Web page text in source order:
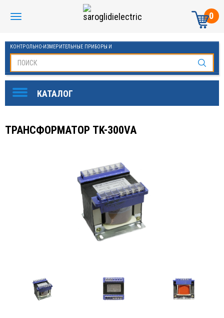
0
КОНТРОЛЬНО-ИЗМЕРИТЕЛЬНЫЕ ПРИБОРЫ И
ТРАНСФОРМАТОР ТK-300VA